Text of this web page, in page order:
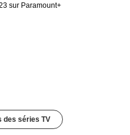
sur Paramount+
des séries TV